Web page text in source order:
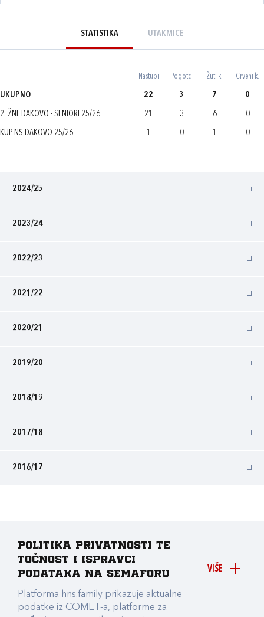
STATISTIKA UTAKMICE
Nastupi Pogotci Žuti k. Crveni k.
UKUPNO 22 3 7 0
2. ŽNL ĐAKOVO - SENIORI 25/26 21 3 6 0
KUP NS ĐAKOVO 25/26 1 0 1 0
2024/25
2023/24
2022/23
2021/22
2020/21
2019/20
2018/19
2017/18
2016/17
VIŠE
Politika privatnosti te
točnost i ispravci
podataka na Semaforu
Platforma hns.family prikazuje aktualne
podatke iz COMET-a, platforme za